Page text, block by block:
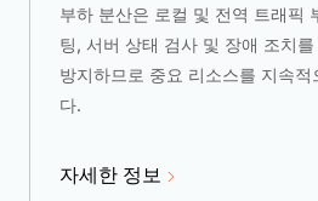
부하 분산은 로컬 및 전역 트래픽
팅, 서버 상태 검사 및 장애 조치
방지하므로 중요 리소스를 지속
다.
자세한 정보